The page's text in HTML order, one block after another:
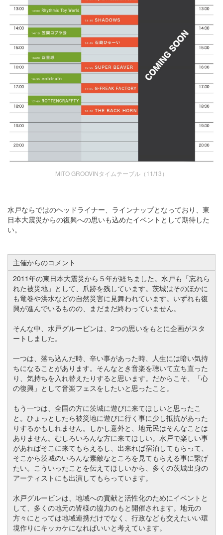
MITO GROOVINタイムテーブル（11/13）
水戸ならではのヘッドライナー、ラインナップとなっており、東
日本大震災からの復興への思いも込めたイベントとして期待した
い。
主催からのコメント
2011年の東日本大震災から５年が経ちました。水戸も「忘れら
れた被災地」として、爪跡を残しています。茨城はそのほかに
も竜巻や洪水などの自然災害に見舞われています。いずれも復
興が進んでいるものの、まだまだ終わっていません。
そんな中、水戸グルービンは、2つの思いをもとに企画がスタ
ートしました。
一つは、落ち込んだ時、辛い事があった時、人生には暗い気持
ちになることがあります。そんなとき音楽を聴いて立ち直った
り、気持ちを入れ替えたりすると思います。だからこそ、「心
の復興」として音楽フェスをしたいと思ったこと。
もう一つは、全国の方に茨城に遊びに来てほしいと思ったこ
と。ひょっとしたら被災地に遊びに行く事に少し抵抗があった
りするかもしれません。しかし意外と、地元民はそんなことは
ありません。むしろいろんな方に来てほしい。水戸で楽しい事
があればそこに来てもらえるし、出来れば宿泊してもらって、
そこから茨城のいろんな素敵なところを見てもらえる事に繋げ
たい。こういったことを伝えてほしいから、多くの茨城出身の
アーティストにも出演してもらっています。
水戸グルービンは、地域への貢献と活性化のためにイベントと
して、多くの地元の皆様の協力のもと開催されます。地元の
方々にとっては地域連携だけでなく、行政なども交えたいい環
境作りにキッカケになればいいと考えています。